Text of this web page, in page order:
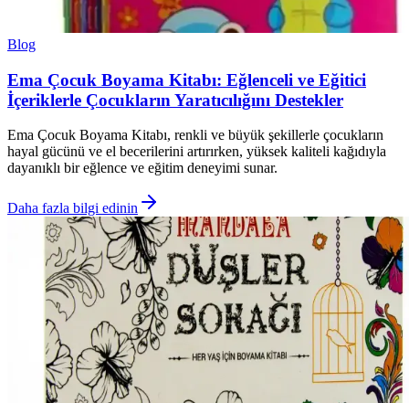
Blog
Ema Çocuk Boyama Kitabı: Eğlenceli ve Eğitici
İçeriklerle Çocukların Yaratıcılığını Destekler
Ema Çocuk Boyama Kitabı, renkli ve büyük şekillerle çocukların
hayal gücünü ve el becerilerini artırırken, yüksek kaliteli kağıdıyla
dayanıklı bir eğlence ve eğitim deneyimi sunar.
Daha fazla bilgi edinin